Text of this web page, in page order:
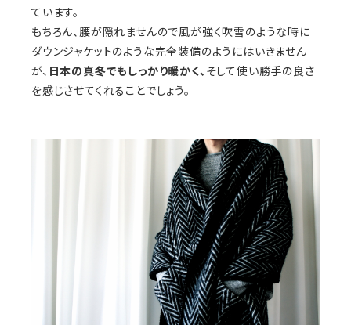
ています。
もちろん、腰が隠れませんので風が強く吹雪のような時に
ダウンジャケットのような完全装備のようにはいきません
が、 日本の真冬でもしっかり暖かく、 そして使い勝手の良さ
を感じさせてくれることでしょう。